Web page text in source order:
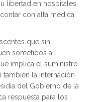
libertad en hospitales
con alta médica
que sin
sometidos al
implica el suministro
la internación
del Gobierno de la
respuesta para los